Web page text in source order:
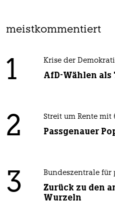
meistkommentiert
1 Krise der
AfD-Wählen
2 Streit um Rente mit
Passgenauer
3 Bundeszentrale
Zurück zu den
Wurzeln